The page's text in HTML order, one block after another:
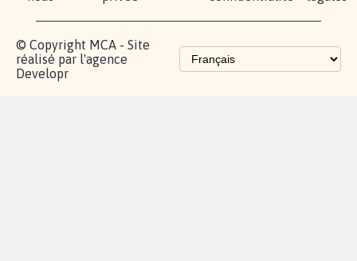
© Copyright MCA - Site
réalisé par l'agence
Developr